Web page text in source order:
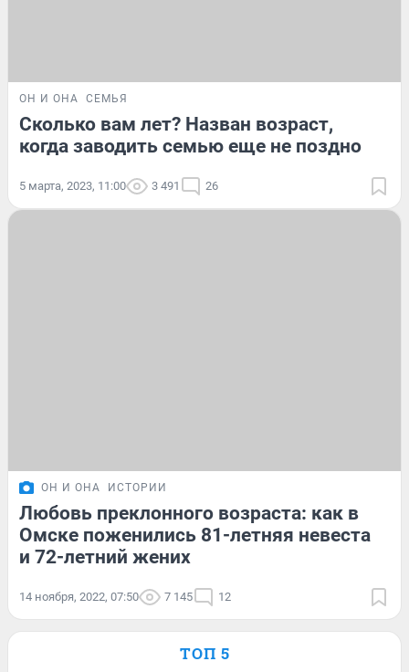
ОН И ОНА СЕМЬЯ
Сколько вам лет? Назван возраст,
когда заводить семью еще не поздно
5 марта, 2023, 11:00 3 491 26
ОН И ОНА ИСТОРИИ
Любовь преклонного возраста: как в
Омске поженились 81-летняя невеста
и 72-летний жених
14 ноября, 2022, 07:50 7 145 12
ТОП 5